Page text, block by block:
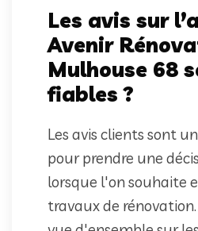
Les avis sur
Avenir
Mulhouse 68
fiables ?
Les avis clients sont
pour prendre une
lorsque l'on souhaite
travaux de